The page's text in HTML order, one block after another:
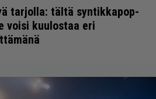
tarjolla: tältä syntikkapop-
voisi kuulostaa eri